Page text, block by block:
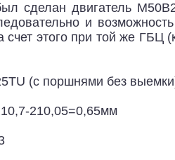
двигатель
и
этого при той же ГБЦ
(с поршнями без
210,05=0,65мм